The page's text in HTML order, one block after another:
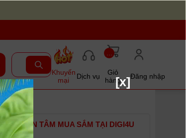
Khuyến
mại
Dịch vụ
Giỏ
hàng
Đăng nhập
YÊN TÂM MUA SẮM TẠI DIGI4U
[x]